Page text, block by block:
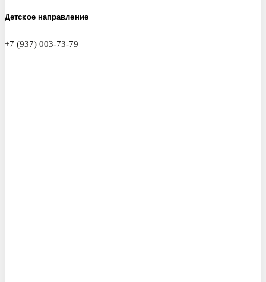
Детское направление
+7 (937) 003-73-79